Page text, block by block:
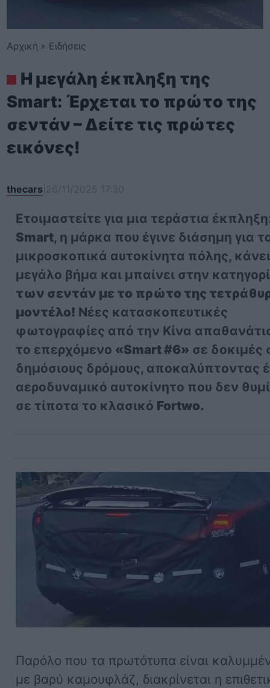
Αρχική » Ειδήσεις
Η μεγάλη έκπληξη της
Smart: Έρχεται το πρώτο της
σεντάν – Δείτε τις πρώτες
εικόνες!
thecars
Ετοιμαστείτε για μια τεράστια
Smart, η μάρκα που έγινε διάσημη για
μικροσκοπικά αυτοκίνητα πόλης,
μεγάλο βήμα και μπαίνει στην
των σεντάν με το πρώτο της
μοντέλο! Νέες κατασκοπευτικές
φωτογραφίες από την Κίνα
το επερχόμενο «Smart #6» σε δοκιμές
δημόσιους δρόμους, αποκαλύπτοντας
αεροδυναμικό αυτοκίνητο που δεν
σε τίποτα το κλασικό Fortwo.
Παρόλο που τα πρωτότυπα είναι
με βαρύ καμουφλάζ, διακρίνεται η